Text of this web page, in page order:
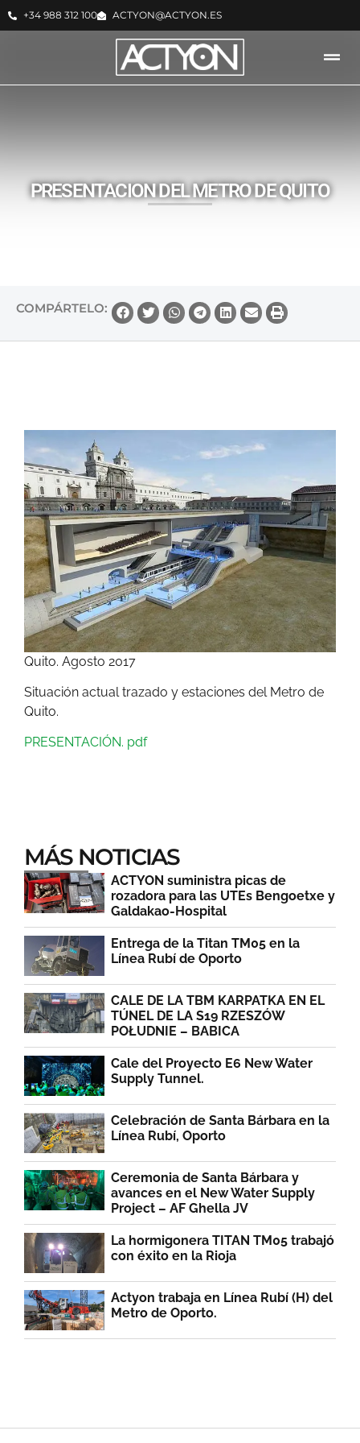
+34 988 312 100 ACTYON@ACTYON.ES
PRESENTACION DEL METRO DE QUITO
COMPÁRTELO:
Quito. Agosto 2017
Situación actual trazado y estaciones del Metro de
Quito.
PRESENTACIÓN. pdf
MÁS NOTICIAS
ACTYON suministra picas de
rozadora para las UTEs Bengoetxe y
Galdakao-Hospital
Entrega de la Titan TM05 en la
Línea Rubí de Oporto
CALE DE LA TBM KARPATKA EN EL
TÚNEL DE LA S19 RZESZÓW
POŁUDNIE – BABICA
Cale del Proyecto E6 New Water
Supply Tunnel.
Celebración de Santa Bárbara en la
Línea Rubí, Oporto
Ceremonia de Santa Bárbara y
avances en el New Water Supply
Project – AF Ghella JV
La hormigonera TITAN TM05 trabajó
con éxito en la Rioja
Actyon trabaja en Línea Rubí (H) del
Metro de Oporto.